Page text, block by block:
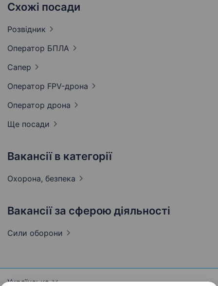
Схожі посади
Розвідник
Оператор БПЛА
Сапер
Оператор FPV-дрона
Оператор дрона
Ще посади
Вакансії в категорії
Охорона, безпека
Вакансії за сферою діяльності
Сили оборони
Українська